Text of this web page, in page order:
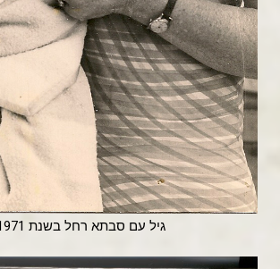
גיל עם סבתא רחל בשנת 1971.